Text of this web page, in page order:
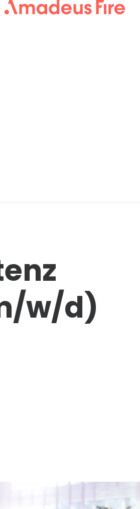
w/d)